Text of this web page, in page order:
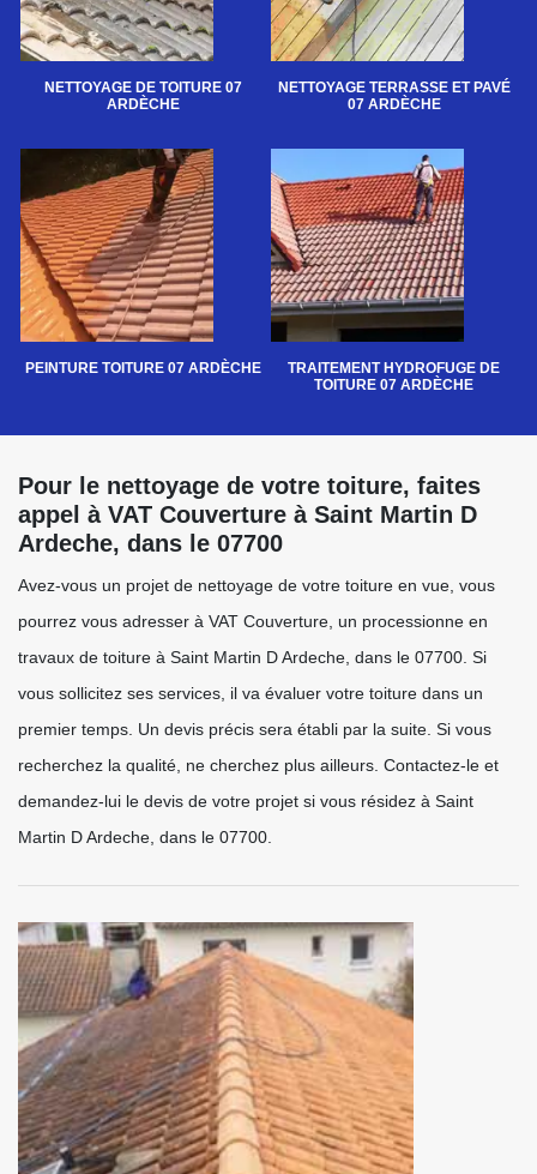
NETTOYAGE DE TOITURE 07
ARDÈCHE
NETTOYAGE TERRASSE ET PAVÉ
07 ARDÈCHE
PEINTURE TOITURE 07 ARDÈCHE
TRAITEMENT HYDROFUGE DE
TOITURE 07 ARDÈCHE
Pour le nettoyage de votre toiture, faites
appel à VAT Couverture à Saint Martin D
Ardeche, dans le 07700
Avez-vous un projet de nettoyage de votre toiture en vue, vous
pourrez vous adresser à VAT Couverture, un processionne en
travaux de toiture à Saint Martin D Ardeche, dans le 07700. Si
vous sollicitez ses services, il va évaluer votre toiture dans un
premier temps. Un devis précis sera établi par la suite. Si vous
recherchez la qualité, ne cherchez plus ailleurs. Contactez-le et
demandez-lui le devis de votre projet si vous résidez à Saint
Martin D Ardeche, dans le 07700.